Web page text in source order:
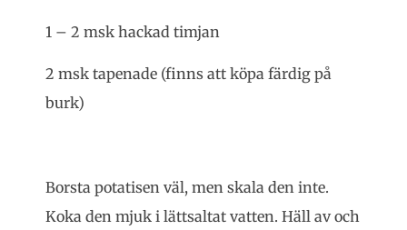
1 – 2 msk hackad timjan
2 msk tapenade (finns att köpa färdig på
burk)
Borsta potatisen väl, men skala den inte.
Koka den mjuk i lättsaltat vatten. Häll av och